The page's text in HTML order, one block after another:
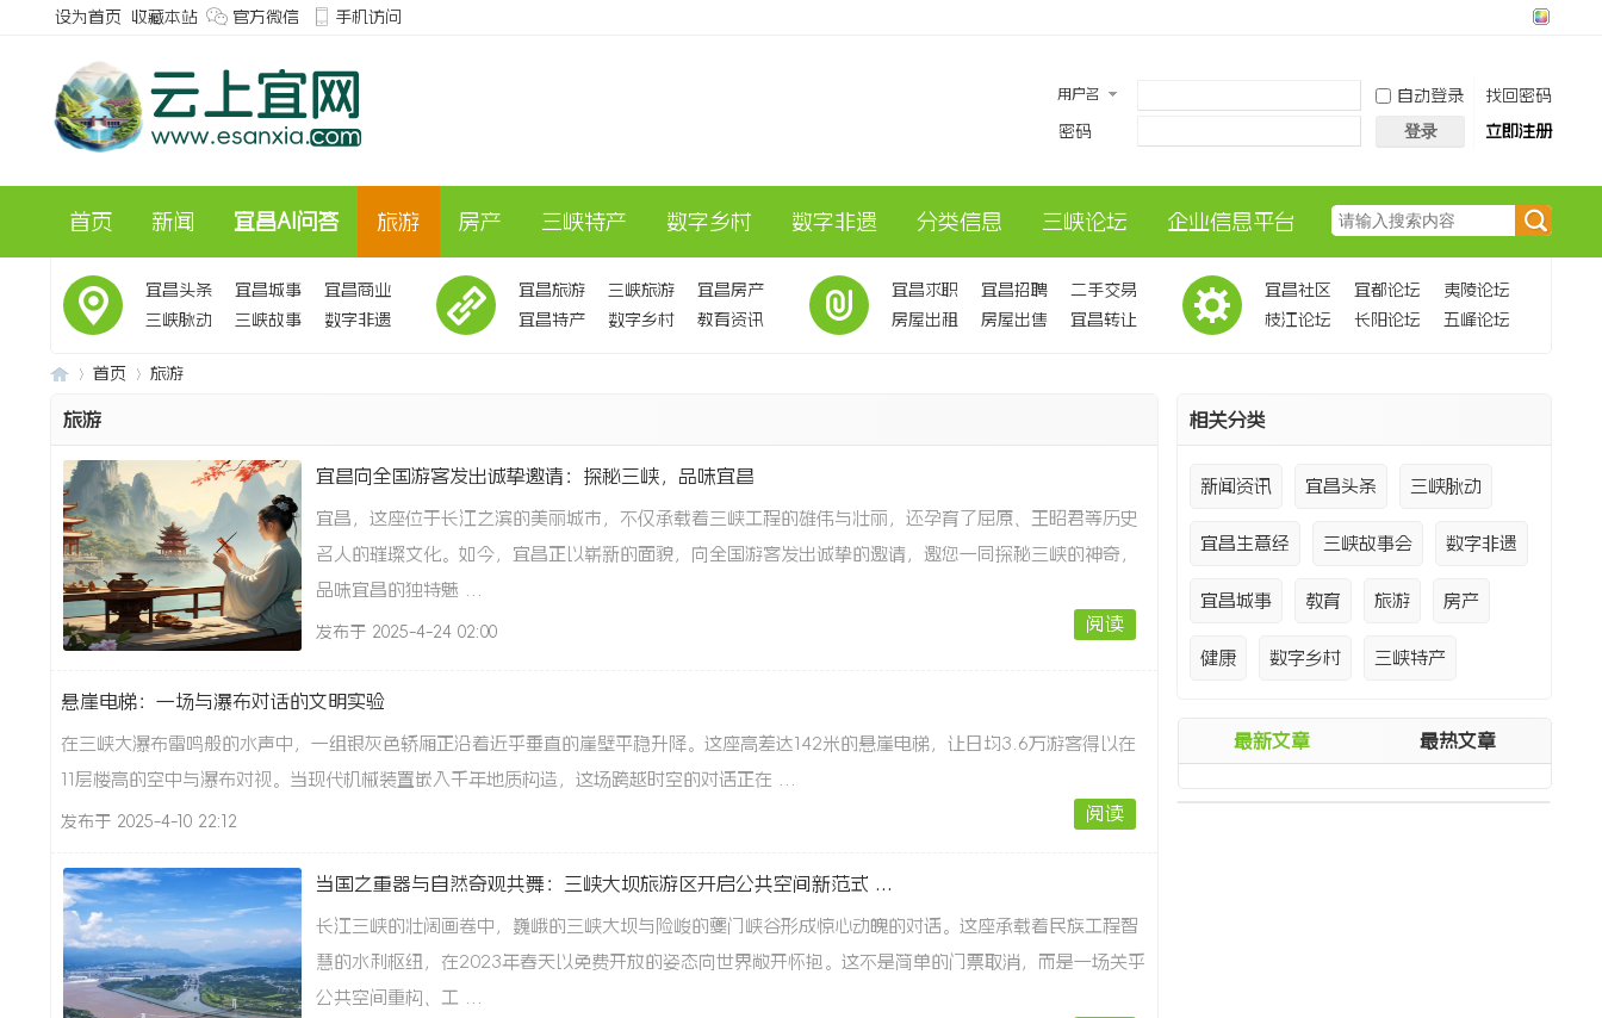
设为首页 收藏本站 官方微信 手机访问
用户名 自动登录 找回密码
密码 登录 立即注册
搜
首页 新闻 宜昌AI问答 旅游 房产 三峡特产 数字乡村 数字非遗 分类信息 三峡论坛 企业信息平台
宜昌头条 宜昌城事
宜昌商业
三峡脉动
三峡故事
数字非遗
宜昌旅游 三峡旅游
宜昌房产
宜昌特产
数字乡村 教育资讯
宜昌求职 宜昌招聘
二手交易
房屋出租
房屋出售 宜昌转让
宜昌社区 宜都论坛
夷陵论坛
枝江论坛
长阳论坛 五峰论坛
峡
在
›
首页 旅游
旅游
宜昌向全国游客发出诚挚邀请：探秘三峡，品味宜昌
宜昌，这座位于长江之滨的美丽城市，不仅承载着三峡工程的雄伟与壮丽，还孕育了屈原、王昭君等历史
名人的璀璨文化。如今，宜昌正以崭新的面貌，向全国游客发出诚挚的邀请，邀您一同探秘三峡的神奇，
品味宜昌的独特魅 ...
发布于 2025-4-24 02:00 阅读
悬崖电梯：一场与瀑布对话的文明实验
在三峡大瀑布雷鸣般的水声中，一组银灰色轿厢正沿着近乎垂直的崖壁平稳升降。这座高差达142米的悬崖电梯，让日均3.6万游客得以在
11层楼高的空中与瀑布对视。当现代机械装置嵌入千年地质构造，这场跨越时空的对话正在 ...
发布于 2025-4-10 22:12 阅读
当国之重器与自然奇观共舞：三峡大坝旅游区开启公共空间新范式 ...
长江三峡的壮阔画卷中，巍峨的三峡大坝与险峻的夔门峡谷形成惊心动魄的对话。这座承载着民族工程智
慧的水利枢纽，在2023年春天以免费开放的姿态向世界敞开怀抱。这不是简单的门票取消，而是一场关乎
公共空间重构、工 ...
相关分类
新闻资讯 宜昌头条 三峡脉动
宜昌生意经 三峡故事会 数字非遗
宜昌城事 教育 旅游 房产
健康 数字乡村 三峡特产
最新文章 最热文章